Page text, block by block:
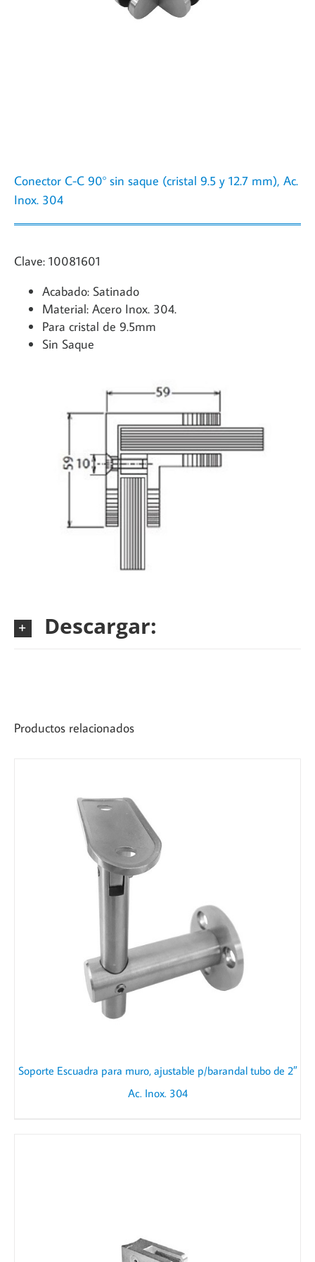
Conector C-C 90° sin saque (cristal 9.5 y 12.7 mm), Ac.
Inox. 304
Clave: 10081601
Acabado: Satinado
Material: Acero Inox. 304.
Para cristal de 9.5mm
Sin Saque
Descargar:
Productos relacionados
Soporte Escuadra para muro, ajustable p/barandal tubo de 2″
Ac. Inox. 304